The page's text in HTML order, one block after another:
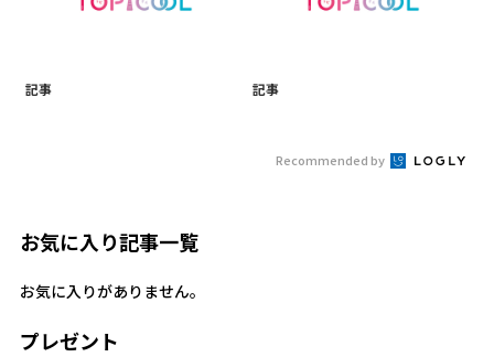
記事 記事
Recommended by
お気に入り記事一覧
お気に入りがありません。
プレゼント